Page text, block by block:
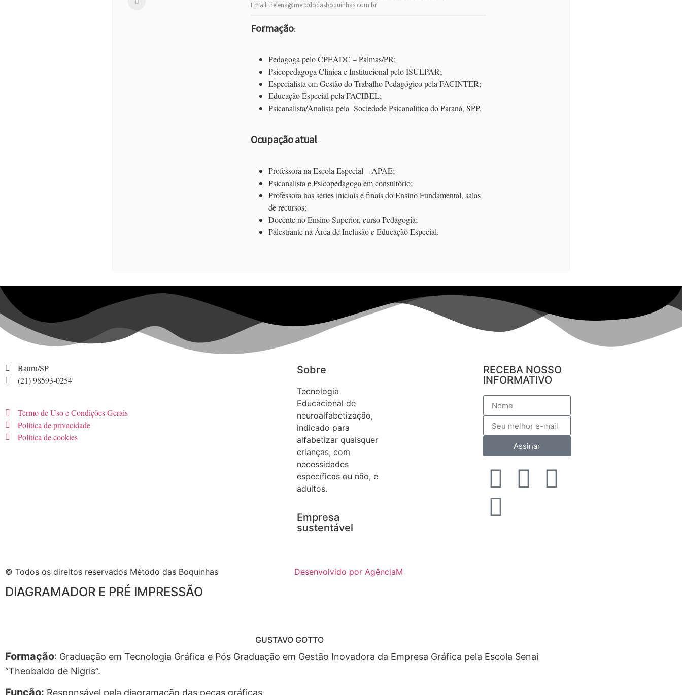
Email: helena@metododasboquinhas.com.br
Formação:
Pedagoga pelo CPEADC – Palmas/PR;
Psicopedagoga Clínica e Institucional pelo ISULPAR;
Especialista em Gestão do Trabalho Pedagógico pela FACINTER;
Educação Especial pela FACIBEL;
Psicanalista/Analista pela Sociedade Psicanalítica do Paraná, SPP.
Ocupaçãoatual:
Professora na Escola Especial – APAE;
Psicanalista e Psicopedagoga em consultório;
Professora nas séries iniciais e finais do Ensino Fundamental, salas
de recursos;
Docente no Ensino Superior, curso Pedagogia;
Palestrante na Área de Inclusão e Educação Especial.
Bauru/SP
(21) 98593-0254
Termo de Uso e Condições Gerais
Política de privacidade
Política de cookies
Sobre
Tecnologia
Educacional de
neuroalfabetização,
indicado para
alfabetizar quaisquer
crianças, com
necessidades
específicas ou não, e
adultos.
Empresa
sustentável
RECEBA NOSSO
INFORMATIVO
Assinar
© Todos os direitos reservados Método das Boquinhas Desenvolvido por AgênciaM
DIAGRAMADOR E PRÉ IMPRESSÃO
GUSTAVO GOTTO
Formação: Graduação em Tecnologia Gráfica e Pós Graduação em Gestão Inovadora da Empresa Gráfica pela Escola Senai
“Theobaldo de Nigris”.
Função: Responsável pela diagramação das peças gráficas